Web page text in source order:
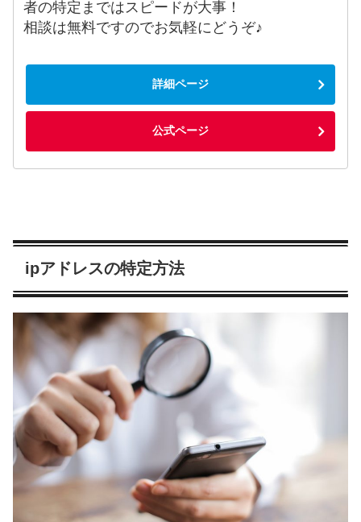
者の特定まではスピードが大事！
相談は無料ですのでお気軽にどうぞ♪
詳細ページ
公式ページ
ipアドレスの特定方法